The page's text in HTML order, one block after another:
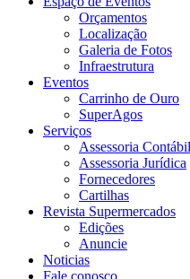
Orçamentos
Localização
Galeria de Fotos
Infraestrutura
Eventos
Carrinho de Ouro
SuperAgos
Serviços
Assessoria Contábil
Assessoria Jurídica
Fornecedores
Cartilhas
Revista Supermercados
Edições
Anuncie
Noticias
Fale conosco